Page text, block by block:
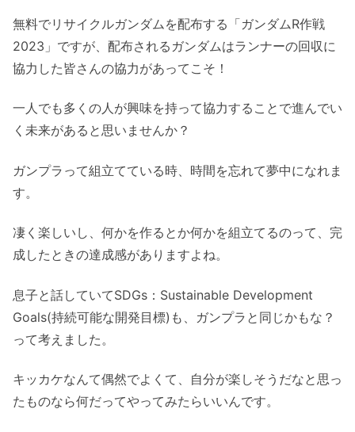
無料でリサイクルガンダムを配布する「ガンダムR作戦
2023」ですが、配布されるガンダムはランナーの回収に
協力した皆さんの協力があってこそ！
一人でも多くの人が興味を持って協力することで進んでい
く未来があると思いませんか？
ガンプラって組立てている時、時間を忘れて夢中になれま
す。
凄く楽しいし、何かを作るとか何かを組立てるのって、完
成したときの達成感がありますよね。
息子と話していてSDGs：Sustainable Development
Goals(持続可能な開発目標)も、ガンプラと同じかもな？
って考えました。
キッカケなんて偶然でよくて、自分が楽しそうだなと思っ
たものなら何だってやってみたらいいんです。